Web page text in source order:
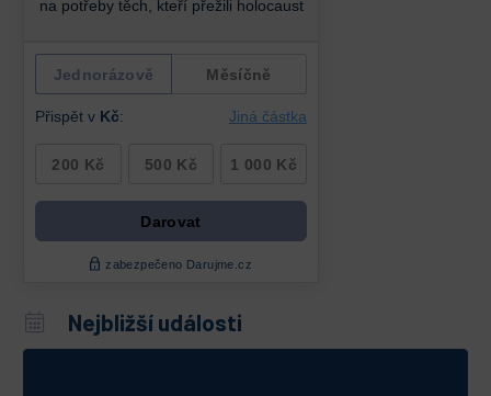
Nejbližší události